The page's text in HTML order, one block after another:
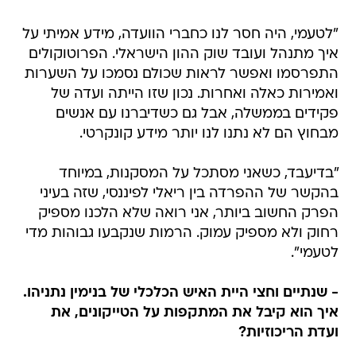
"לטעמי, היה חסר לנו כחברי הוועדה, מידע אמיתי על
איך מתנהל ועובד שוק ההון הישראלי. הפרוטוקולים
התפרסמו ואפשר לראות שכולם נסמכו על השערות
ואמירות כאלה ואחרות. נכון שזו הייתה ועדה של
פקידים בממשלה, אבל גם כשדיברנו עם אנשים
מבחוץ הם לא נתנו לנו יותר מידע קונקרטי.
"בדיעבד, כשאני מסתכל על המסקנות, במיוחד
בהקשר של ההפרדה בין ריאלי לפיננסי, שזה בעיני
הפרק החשוב ביותר, אני רואה שלא הלכנו מספיק
רחוק ולא מספיק עמוק. הרמות שנקבעו גבוהות מדי
לטעמי".
- שנתיים וחצי היית האיש הכלכלי של בנימין נתניהו.
איך הוא קיבל את המתקפות על הטייקונים, את
ועדת הריכוזיות?